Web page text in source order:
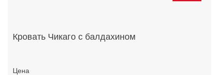
Кровать Чикаго с балдахином